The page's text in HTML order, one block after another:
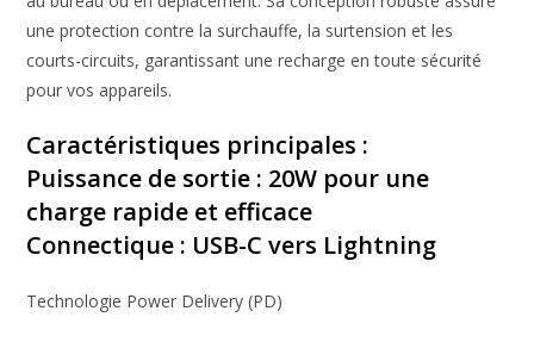
une protection contre la surchauffe, la surtension et les
courts-circuits, garantissant une recharge en toute sécurité
pour vos appareils.
Caractéristiques principales :
Puissance de sortie : 20W pour une
charge rapide et efficace
Connectique : USB-C vers Lightning
Technologie Power Delivery (PD)